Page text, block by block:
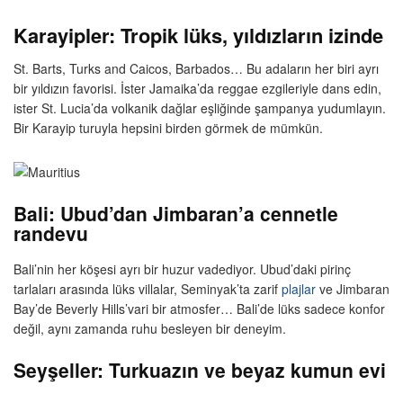
Karayipler: Tropik lüks, yıldızların izinde
St. Barts, Turks and Caicos, Barbados… Bu adaların her biri ayrı
bir yıldızın favorisi. İster Jamaika’da reggae ezgileriyle dans edin,
ister St. Lucia’da volkanik dağlar eşliğinde şampanya yudumlayın.
Bir Karayip turuyla hepsini birden görmek de mümkün.
Bali: Ubud’dan Jimbaran’a cennetle
randevu
Bali’nin her köşesi ayrı bir huzur vadediyor. Ubud’daki pirinç
tarlaları arasında lüks villalar, Seminyak’ta zarif plajlar ve Jimbaran
Bay’de Beverly Hills’vari bir atmosfer… Bali’de lüks sadece konfor
değil, aynı zamanda ruhu besleyen bir deneyim.
Seyşeller: Turkuazın ve beyaz kumun evi